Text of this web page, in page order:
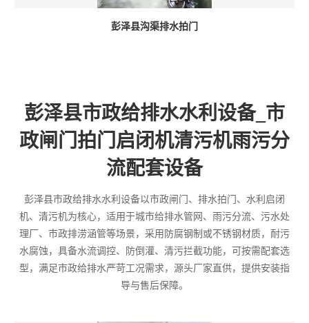
彭泽县沟渠排水拍门
彭泽县市政给排水水利设备_市
政闸门拍门启闭机清污机雨污分
流配套设备
彭泽县市政给排水水利设备以市政闸门、排水拍门、水利启闭
机、清污机为核心，适用于城市给排水管网、雨污分流、污水处
理厂、市政排涝涵管等场景，采用防腐钢制或不锈钢材质，耐污
水腐蚀，具备水流调控、防倒灌、清污拦截功能，可按需配套选
型，满足市政给排水严苛工况需求，源头厂家直供，提供安装指
导与售后保障。